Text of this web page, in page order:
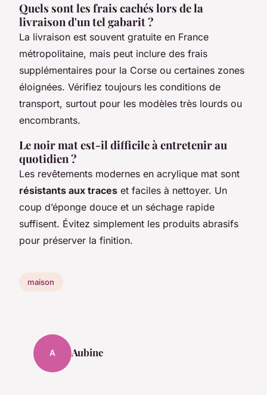
Quels sont les frais cachés lors de la
livraison d'un tel gabarit ?
La livraison est souvent gratuite en France
métropolitaine, mais peut inclure des frais
supplémentaires pour la Corse ou certaines zones
éloignées. Vérifiez toujours les conditions de
transport, surtout pour les modèles très lourds ou
encombrants.
Le noir mat est-il difficile à entretenir au
quotidien ?
Les revêtements modernes en acrylique mat sont
résistants aux traces et faciles à nettoyer. Un
coup d’éponge douce et un séchage rapide
suffisent. Évitez simplement les produits abrasifs
pour préserver la finition.
maison
A Aubine